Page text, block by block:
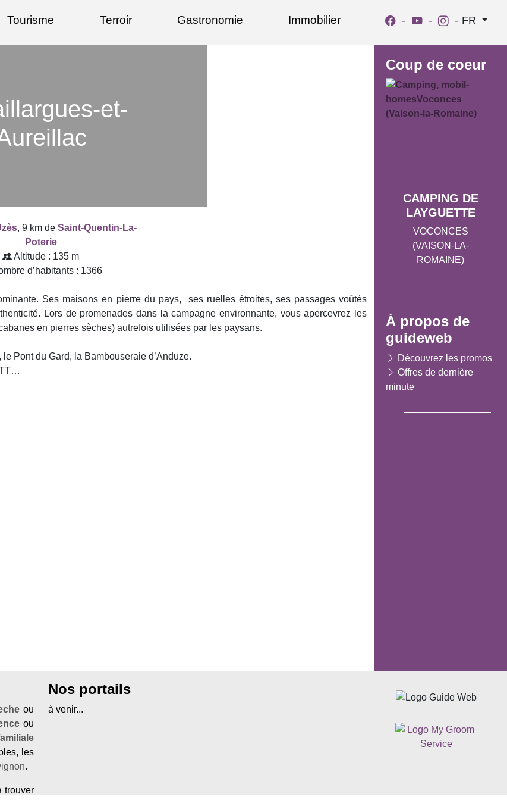
Tourisme Terroir Gastronomie Immobilier - - - FR
et-
, 9 km deSaint-Quentin-La-
Poterie
Altitude : 135 m
d’habitants : 1366
Ses maisons en pierre du pays, ses ruelles étroites, ses passages voûtés
Lors de promenades dans la campagne environnante, vous apercevrez les
en pierres sèches) autrefois utilisées par les paysans.
Pont du Gard, la Bambouseraie d’Anduze.
Coup de coeur
CAMPING DE
LAYGUETTE
VOCONCES
(VAISON-LA-
ROMAINE)
À propos de
guideweb
Découvrez les promos
Offres de dernière
minute
ou
ou
les
.
trouver
Nos portails
à venir...